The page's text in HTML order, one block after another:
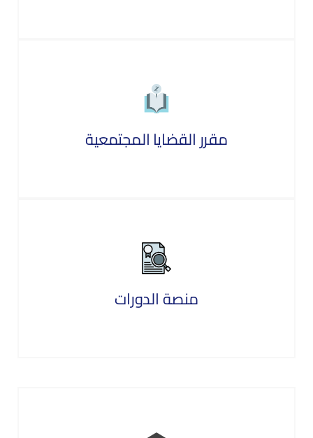
مقرر القضايا المجتمعية
منصة الدورات